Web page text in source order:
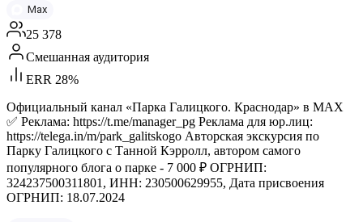
Max
25 378
Смешанная аудитория
ERR 28%
Официальный канал «Парка Галицкого. Краснодар» в МАХ
✅ Реклама: https://t.me/manager_pg Реклама для юр.лиц:
https://telega.in/m/park_galitskogo Авторская экскурсия по
Парку Галицкого с Танной Кэрролл, автором самого
популярного блога о парке - 7 000 ₽ ОГРНИП:
324237500311801, ИНН: 230500629955, Дата присвоения
ОГРНИП: 18.07.2024